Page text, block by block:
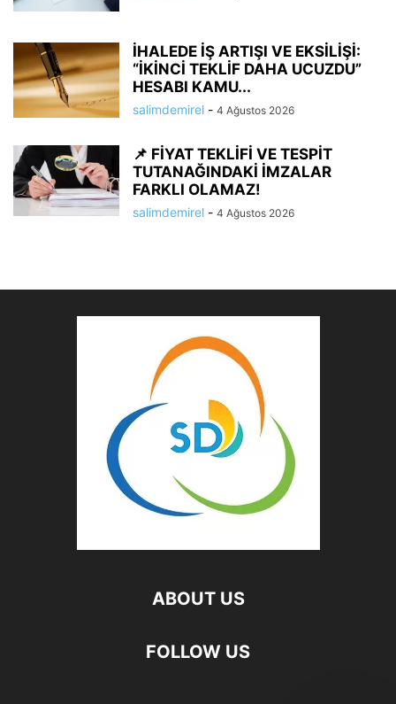
İHALEDE İŞ ARTIŞI VE EKSİLİŞİ:
“İKİNCİ TEKLİF DAHA UCUZDU”
HESABI KAMU...
salimdemirel - 4 Ağustos 2026
📌 FİYAT TEKLİFİ VE TESPİT
TUTANAĞINDAKİ İMZALAR
FARKLI OLAMAZ!
salimdemirel - 4 Ağustos 2026
ABOUT US
FOLLOW US